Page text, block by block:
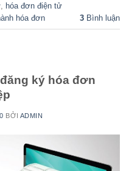
hóa đơn điện tử
hóa đơn 3 Bình luận
ký hóa đơn
BỞI ADMIN